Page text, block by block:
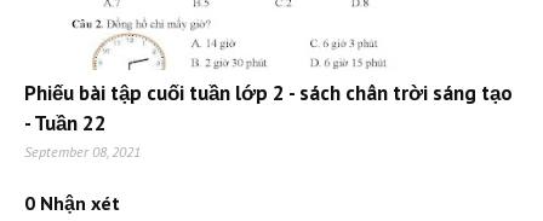
Phiếu bài tập cuối tuần lớp 2 - sách chân trời sáng tạo
- Tuần 22
September 08, 2021
0 Nhận xét